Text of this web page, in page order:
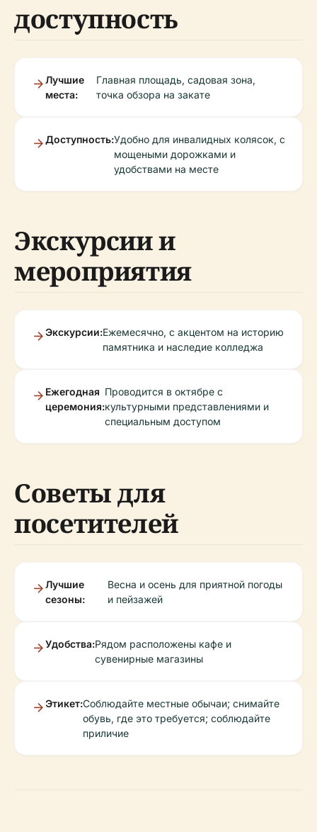
доступность
Лучшие
места:
Главная площадь, садовая зона,
точка обзора на закате
Доступность:Удобно для инвалидных колясок, с
мощеными дорожками и
удобствами на месте
Экскурсии и
мероприятия
Экскурсии:Ежемесячно, с акцентом на историю
памятника и наследие колледжа
Ежегодная
церемония:
Проводится в октябре с
культурными представлениями и
специальным доступом
Советы для
посетителей
Лучшие
сезоны:
Весна и осень для приятной погоды
и пейзажей
Удобства:Рядом расположены кафе и
сувенирные магазины
Этикет:Соблюдайте местные обычаи; снимайте
обувь, где это требуется; соблюдайте
приличие